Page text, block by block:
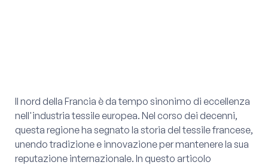
Il nord della Francia è da tempo sinonimo di eccellenza
nell'industria tessile europea. Nel corso dei decenni,
questa regione ha segnato la storia del tessile francese,
unendo tradizione e innovazione per mantenere la sua
reputazione internazionale. In questo articolo